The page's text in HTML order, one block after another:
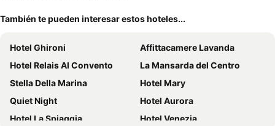
También te pueden interesar estos hoteles...
Hotel Ghironi
Affittacamere Lavanda
Hotel Relais Al Convento
La Mansarda del Centro
Stella Della Marina
Hotel Mary
Quiet Night
Hotel Aurora
Hotel La Spiaggia
Hotel Venezia